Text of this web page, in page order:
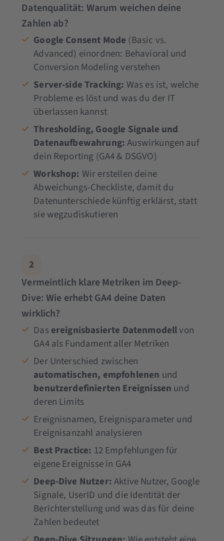
Datenqualität: Warum weichen deine
Zahlen ab?
Google Consent Mode (Basic vs.
Advanced) einordnen: Behavioral und
Conversion Modeling verstehen
Server-side Tracking: Was es ist, welche
Probleme es löst und was du der IT
überlassen kannst
Thresholding, Google Signale und
Datenaufbewahrung:Auswirkungen auf
dein Reporting (GA4 & DSGVO)
Workshop: Wir erstellen deine
Abweichungs-Checkliste, damit du
Datenunterschiede künftig erklärst, statt
sie wegzudiskutieren
2
Vermeintlich klare Metriken im Deep-
Dive: Wie erhebt GA4 deine Daten
wirklich?
Das ereignisbasierte Datenmodellvon
GA4 als Fundament aller Metriken
Der Unterschied zwischen
automatischen, empfohlenen und
benutzerdefinierten Ereignissen und
deren Limits
Ereignisnamen, Ereignisparameter und
Ereignisanzahl analysieren
Best Practice: 12 Empfehlungen für
eigene Ereignisse in GA4
Deep-Dive Nutzer:Aktive Nutzer, Google
Signale, UserID und die Identität der
Berichterstellung und was das für deine
Zahlen bedeutet